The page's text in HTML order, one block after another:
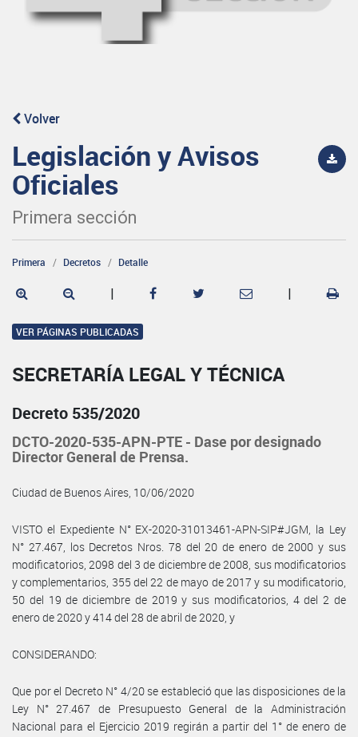
Volver
Legislación y Avisos
Oficiales
Primera sección
Primera Decretos Detalle
| |
VER PÁGINAS PUBLICADAS
SECRETARÍA LEGAL Y TÉCNICA
Decreto 535/2020
DCTO-2020-535-APN-PTE - Dase por designado
Director General de Prensa.
Ciudad de Buenos Aires, 10/06/2020
VISTO el Expediente N° EX-2020-31013461-APN-SIP#JGM, la Ley
N° 27.467, los Decretos Nros. 78 del 20 de enero de 2000 y sus
modificatorios, 2098 del 3 de diciembre de 2008, sus modificatorios
y complementarios, 355 del 22 de mayo de 2017 y su modificatorio,
50 del 19 de diciembre de 2019 y sus modificatorios, 4 del 2 de
enero de 2020 y 414 del 28 de abril de 2020, y
CONSIDERANDO:
Que por el Decreto N° 4/20 se estableció que las disposiciones de la
Ley N° 27.467 de Presupuesto General de la Administración
Nacional para el Ejercicio 2019 regirán a partir del 1° de enero de